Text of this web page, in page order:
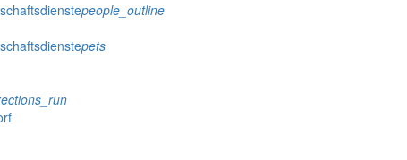
people_outline
pets